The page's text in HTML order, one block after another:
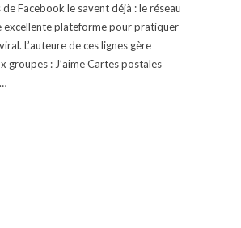
de Facebook le savent déjà : le réseau
excellente plateforme pour pratiquer
L’auteure de ces lignes gère
groupes : J’aime Cartes postales